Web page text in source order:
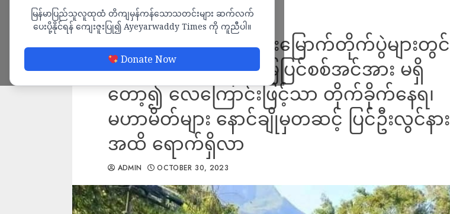
မြန်မာပြည်သူလူထုထံ တိကျမှန်ကန်သောသတင်းများ ဆက်လက်
ပေးပို့နိုင်ရန် ကျေးဇူးပြု၍ Ayeyarwaddy Times ကို ကူညီပါ။
Donate Now
သတင်း
၁၀၂၇ စစ်ဆင်ရေး ရှမ်းမြောက်တိုက်ပွဲများတွင်
စစ်ကောင်စီတပ်၏ မြေပြင်စစ်အင်အား မရှိ
တော့၍ လေကြောင်းဖြင့်သာ တိုက်ခိုက်နေရ၊
မဟာမိတ်များ နောင်ချိုမှတဆင့် ပြင်ဦးလွင်နား
အထိ ရောက်ရှိလာ
ADMIN OCTOBER 30, 2023